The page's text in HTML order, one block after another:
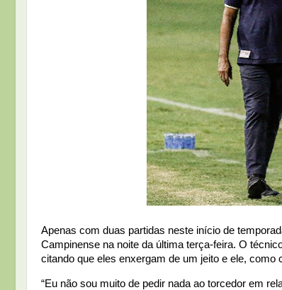
Apenas com duas partidas neste início de
Campinense na noite da última terça-feira. O
citando que eles enxergam de um jeito e ele,
“Eu não sou muito de pedir nada ao torcedor em